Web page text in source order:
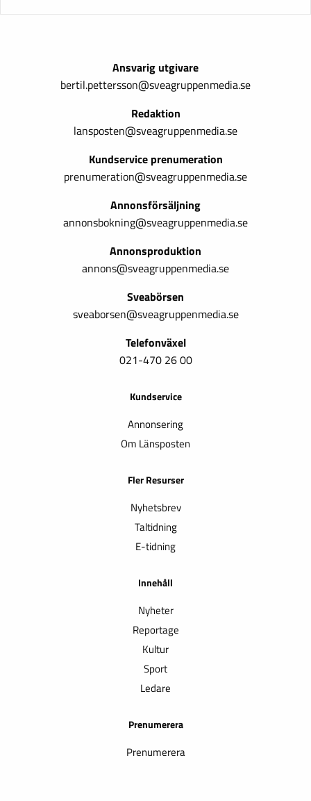
Ansvarig utgivare
bertil.pettersson@sveagruppenmedia.se
Redaktion
lansposten@sveagruppenmedia.se
Kundservice prenumeration
prenumeration@sveagruppenmedia.se
Annonsförsäljning
annonsbokning@sveagruppenmedia.se
Annonsproduktion
annons@sveagruppenmedia.se
Sveabörsen
sveaborsen@sveagruppenmedia.se
Telefonväxel
021-470 26 00
Kundservice
Annonsering
Om Länsposten
Fler Resurser
Nyhetsbrev
Taltidning
E-tidning
Innehåll
Nyheter
Reportage
Kultur
Sport
Ledare
Prenumerera
Prenumerera